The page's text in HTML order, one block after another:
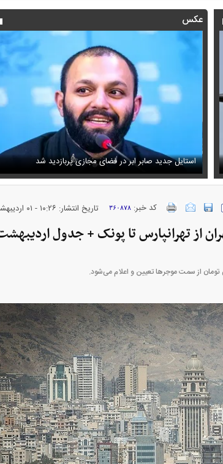
فیلم/ پزشکیان: اگر ارز ترجیحی را حذف نمی‌کردیم، قطعاً قحطی
پیش می‌آمد
عکس
استایل جدید صابر ابر در فضای مجازی پربازدید شد
کد خبر:۳۶۰۸۷۸ تاریخ انتشار: ۱۰:۲۶ - ۰۱ ارديبهشت ۱۴۰۵
پیش‌بینی بورس امروز دوشنبه ۱۲ مرداد ماه